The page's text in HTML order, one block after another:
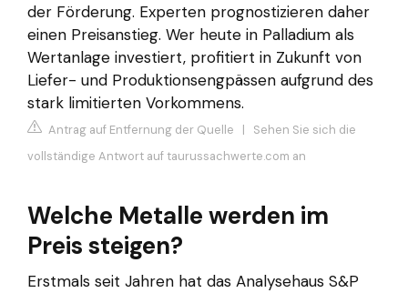
der Förderung. Experten prognostizieren daher
einen Preisanstieg. Wer heute in Palladium als
Wertanlage investiert, profitiert in Zukunft von
Liefer- und Produktionsengpässen aufgrund des
stark limitierten Vorkommens.
Antrag auf Entfernung der Quelle | Sehen Sie sich die
vollständige Antwort auf taurussachwerte.com an
Welche Metalle werden im
Preis steigen?
Erstmals seit Jahren hat das Analysehaus S&P